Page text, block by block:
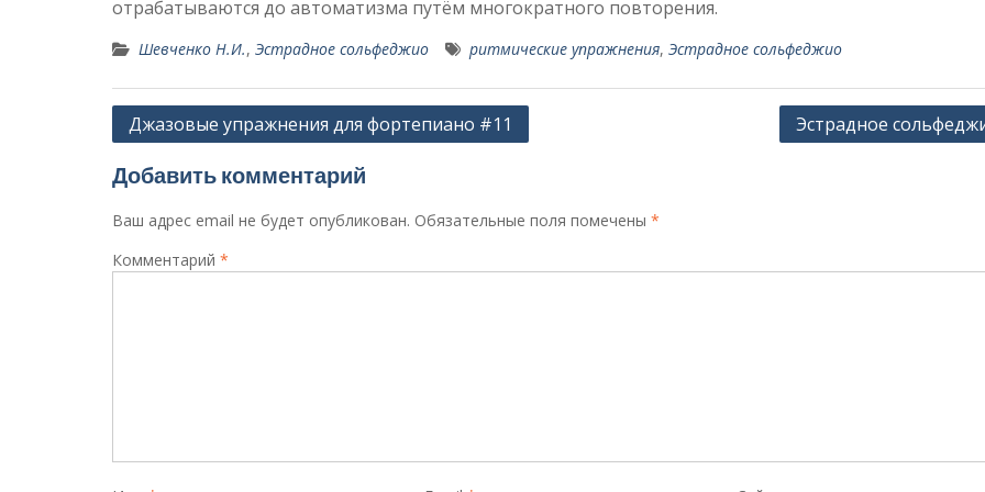
отрабатываются до автоматизма путём многократного повторения.
Шевченко Н.И., Эстрадное сольфеджио ритмические упражнения, Эстрадное сольфеджио
Навигация
записям
Джазовые упражнения для фортепиано #11 Эстрадное
Добавить комментарий
Ваш адрес email не будет опубликован. Обязательные поля помечены *
Комментарий *